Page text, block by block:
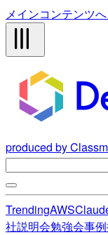
メインコンテンツ
produced by
TrendingAWS
社説明会勉強会事例